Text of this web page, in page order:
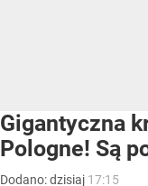
Gigantyczna
Pologne! Są
Dodano:dzisiaj 17:15